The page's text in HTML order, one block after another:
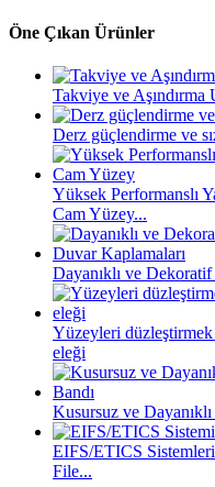
Öne Çıkan Ürünler
Takviye ve
Derz güçlendirme ve
Yüksek Performanslı
Cam Yüzey...
Dayanıklı ve
Yüzeyleri
eleği
Kusursuz ve
EIFS/ETICS
File...